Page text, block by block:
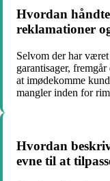
Hvordan
reklamationer
Selvom der har
garantisager,
at imødekomme
mangler inden for
Hvordan
evne til at